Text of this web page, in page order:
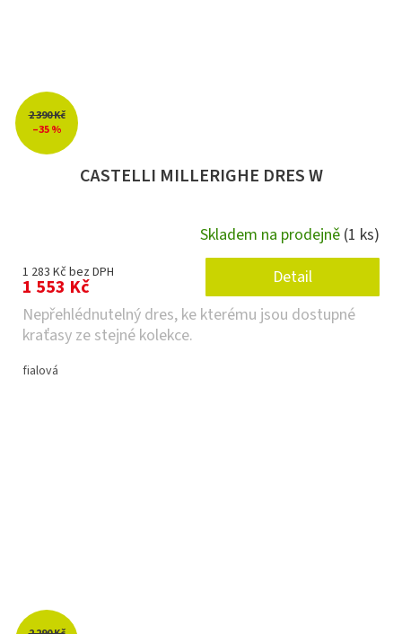
2 390 Kč
–35 %
CASTELLI MILLERIGHE DRES W
Skladem na prodejně (1 ks)
1 283 Kč bez DPH
1 553 Kč
Detail
Nepřehlédnutelný dres, ke kterému jsou dostupné
kraťasy ze stejné kolekce.
fialová